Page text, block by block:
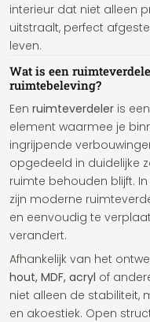
interieur dat niet alleen
uitstraalt, perfect
leven.
Wat is een
ruimtebeleving?
Een ruimteverdeler is
element waarmee je
ingrijpende
opgedeeld in duidelijke
ruimte behouden blijft.
zijn moderne
en eenvoudig te
verandert.
Afhankelijk van het
hout, MDF, acryl of
niet alleen de stabiliteit,
en akoestiek. Open